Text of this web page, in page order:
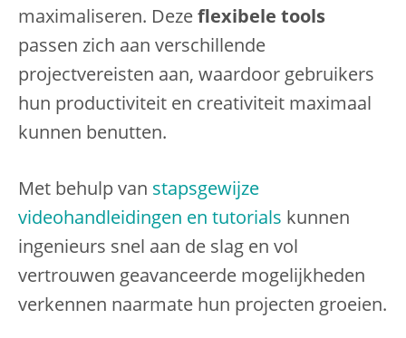
maximaliseren. Dezeflexibele tools
passen zich aan verschillende
projectvereisten aan, waardoor gebruikers
hun productiviteit en creativiteit maximaal
kunnen benutten.
Met behulp van stapsgewijze
videohandleidingen en tutorials kunnen
ingenieurs snel aan de slag en vol
vertrouwen geavanceerde mogelijkheden
verkennen naarmate hun projecten groeien.